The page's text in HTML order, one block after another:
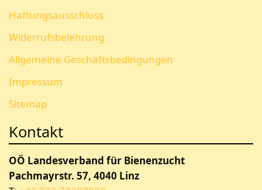
Haftungsausschluss
Widerrufsbelehrung
Allgemeine Geschäftsbedingungen
Impressum
Sitemap
Kontakt
OÖ Landesverband für Bienenzucht
Pachmayrstr. 57, 4040 Linz